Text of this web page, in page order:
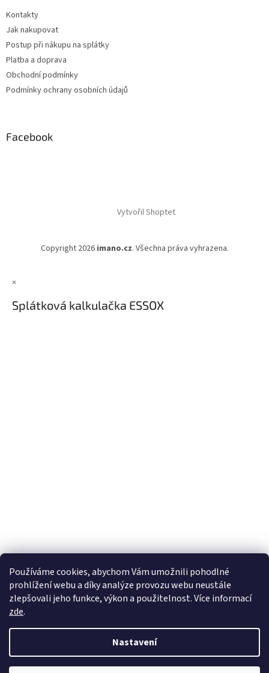
Používáme cookies, abychom Vám umožnili pohodlné
prohlížení webu a díky analýze provozu webu neustále
zlepšovali jeho funkce, výkon a použitelnost. Více informací
zde.
Nastavení
Kontakty
Jak nakupovat
Postup při nákupu na splátky
Platba a doprava
Obchodní podmínky
Podmínky ochrany osobních údajů
Facebook
Vytvořil Shoptet
Copyright 2026 imano.cz. Všechna práva vyhrazena.
×
Splátková kalkulačka ESSOX